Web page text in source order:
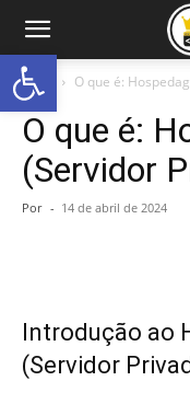
Início O que é:
O que é:
(Servidor
Por - 14 de abril de 2024
Introdução ao
(Servidor
Abrir a barra de